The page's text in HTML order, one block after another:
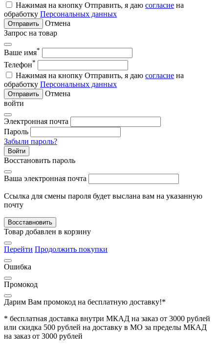
Нажимая на кнопку Отправить, я даю согласие на
обработку Персональных данных
Отправить
Отмена
Запрос на товар
Ваше имя*
Телефон*
Нажимая на кнопку Отправить, я даю согласие на
обработку Персональных данных
Отправить
Отмена
войти
Электронная почта
Пароль
Забыли пароль?
Войти
Восстановить пароль
Ваша электронная почта
Ссылка для смены пароля будет выслана вам на указанную
почту
Восставновить
Товар добавлен в корзину
Перейти Продолжить покупки
Ошибка
Промокод
Дарим Вам промокод на бесплатную доставку!*
* бесплатная доставка внутри МКАД на заказ от 3000 рублей
или скидка 500 рублей на доставку в МО за пределы МКАД
на заказ от 3000 рублей